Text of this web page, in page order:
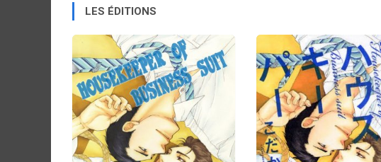
LES ÉDITIONS